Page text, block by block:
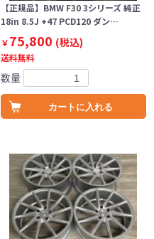
【正規品】BMW F30 3シリーズ 純正
18in 8.5J +47 PCD120 ダン…
￥75,800 (税込)
送料無料
数量
カートに入れる